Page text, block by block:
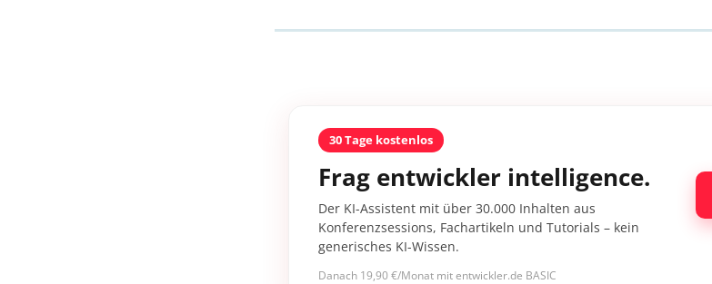
30 Tage kostenlos
Frag entwickler intelligence.
Der KI-Assistent mit über 30.000 Inhalten aus
Konferenzsessions, Fachartikeln und Tutorials – kein
generisches KI-Wissen.
Danach 19,90 €/Monat mit entwickler.de BASIC